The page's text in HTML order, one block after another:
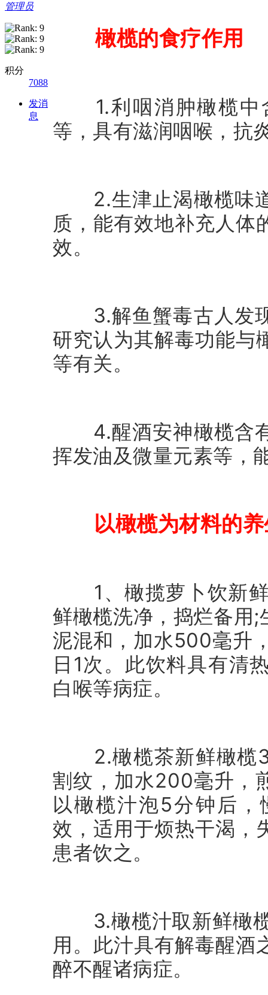
管理员
积分
7088
发消
息
橄榄的食疗作用
1.利咽消肿橄榄中
等，具有滋润咽喉，抗
2.生津止渴橄榄味道
质，能有效地补充人体
效。
3.解鱼蟹毒古人发现
研究认为其解毒功能与
等有关。
4.醒酒安神橄榄含有
挥发油及微量元素等，
以橄榄为材料的养
1、橄揽萝卜饮新鲜
鲜橄榄洗净，捣烂备用
泥混和，加水500毫升
日1次。此饮料具有清
白喉等病症。
2.橄榄茶新鲜橄榄3
割纹，加水200毫升，
以橄榄汁泡5分钟后
效，适用于烦热干渴，
患者饮之。
3.橄榄汁取新鲜橄榄
用。此汁具有解毒醒酒
醉不醒诸病症。